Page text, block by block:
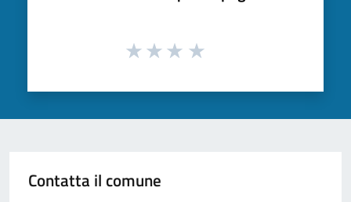
Contatta il comune